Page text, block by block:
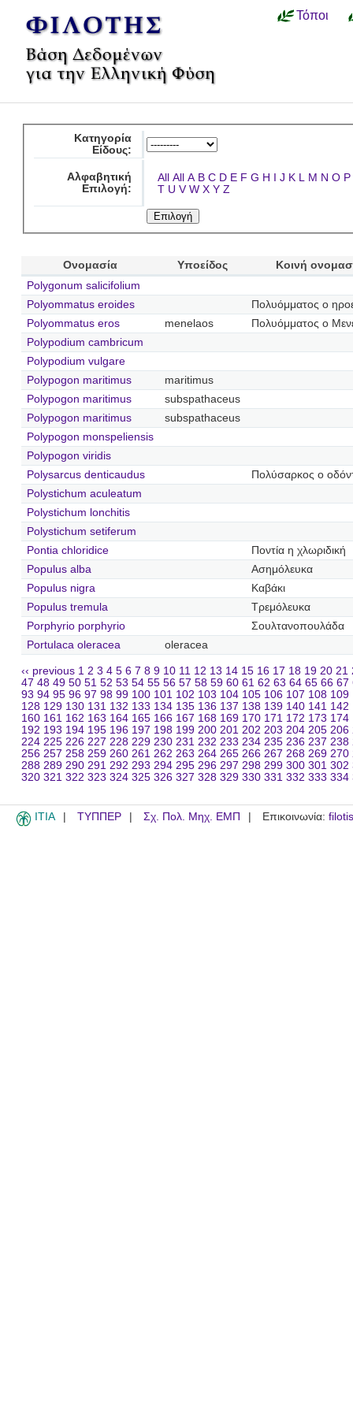
Τόποι
Κατηγορία
Είδους:
Αλφαβητική
Επιλογή:
All All A B C D E F G H I J K L M N O P
T U V W X Y Z
Ονομασία Υποείδος
Κοινή
Polygonum salicifolium
Polyommatus eroides
Πολυόμματος ο
Polyommatus eros
menelaos
Πολυόμματος ο
Polypodium cambricum
Polypodium vulgare
Polypogon maritimus
maritimus
Polypogon maritimus
subspathaceus
Polypogon maritimus
subspathaceus
Polypogon monspeliensis
Polypogon viridis
Polysarcus denticaudus
Πολύσαρκος ο
Polystichum aculeatum
Polystichum lonchitis
Polystichum setiferum
Pontia chloridice
Ποντία η χλωριδική
Populus alba
Ασημόλευκα
Populus nigra
Καβάκι
Populus tremula
Τρεμόλευκα
Porphyrio porphyrio
Σουλτανοπουλάδα
Portulaca oleracea
oleracea
‹‹ previous 1 2 3 4 5 6 7 8 9 10 11 12 13 14 15 16 17 18 19 20 21
47 48 49 50 51 52 53 54 55 56 57 58 59 60 61 62 63 64 65 66 67
93 94 95 96 97 98 99 100 101 102 103 104 105 106 107 108 109
128 129 130 131 132 133 134 135 136 137 138 139 140 141 142
160 161 162 163 164 165 166 167 168 169 170 171 172 173 174
192 193 194 195 196 197 198 199 200 201 202 203 204 205 206
224 225 226 227 228 229 230 231 232 233 234 235 236 237 238
256 257 258 259 260 261 262 263 264 265 266 267 268 269 270
288 289 290 291 292 293 294 295 296 297 298 299 300 301 302
320 321 322 323 324 325 326 327 328 329 330 331 332 333 334
ITIA ΤΥΠΠΕΡ Σχ. Πολ. Μηχ. ΕΜΠ Επικοινωνία: